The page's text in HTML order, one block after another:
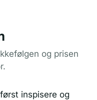
og prisen
inspisere og